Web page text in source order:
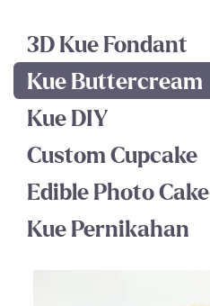
3D Kue Fondant
Kue Buttercream
Kue DIY
Custom Cupcake
Edible Photo Cake
Kue Pernikahan